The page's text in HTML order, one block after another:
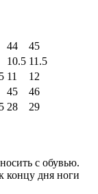
44
45
10.5 11.5
11
12
45
46
28 29
с обувью.
концу дня ноги